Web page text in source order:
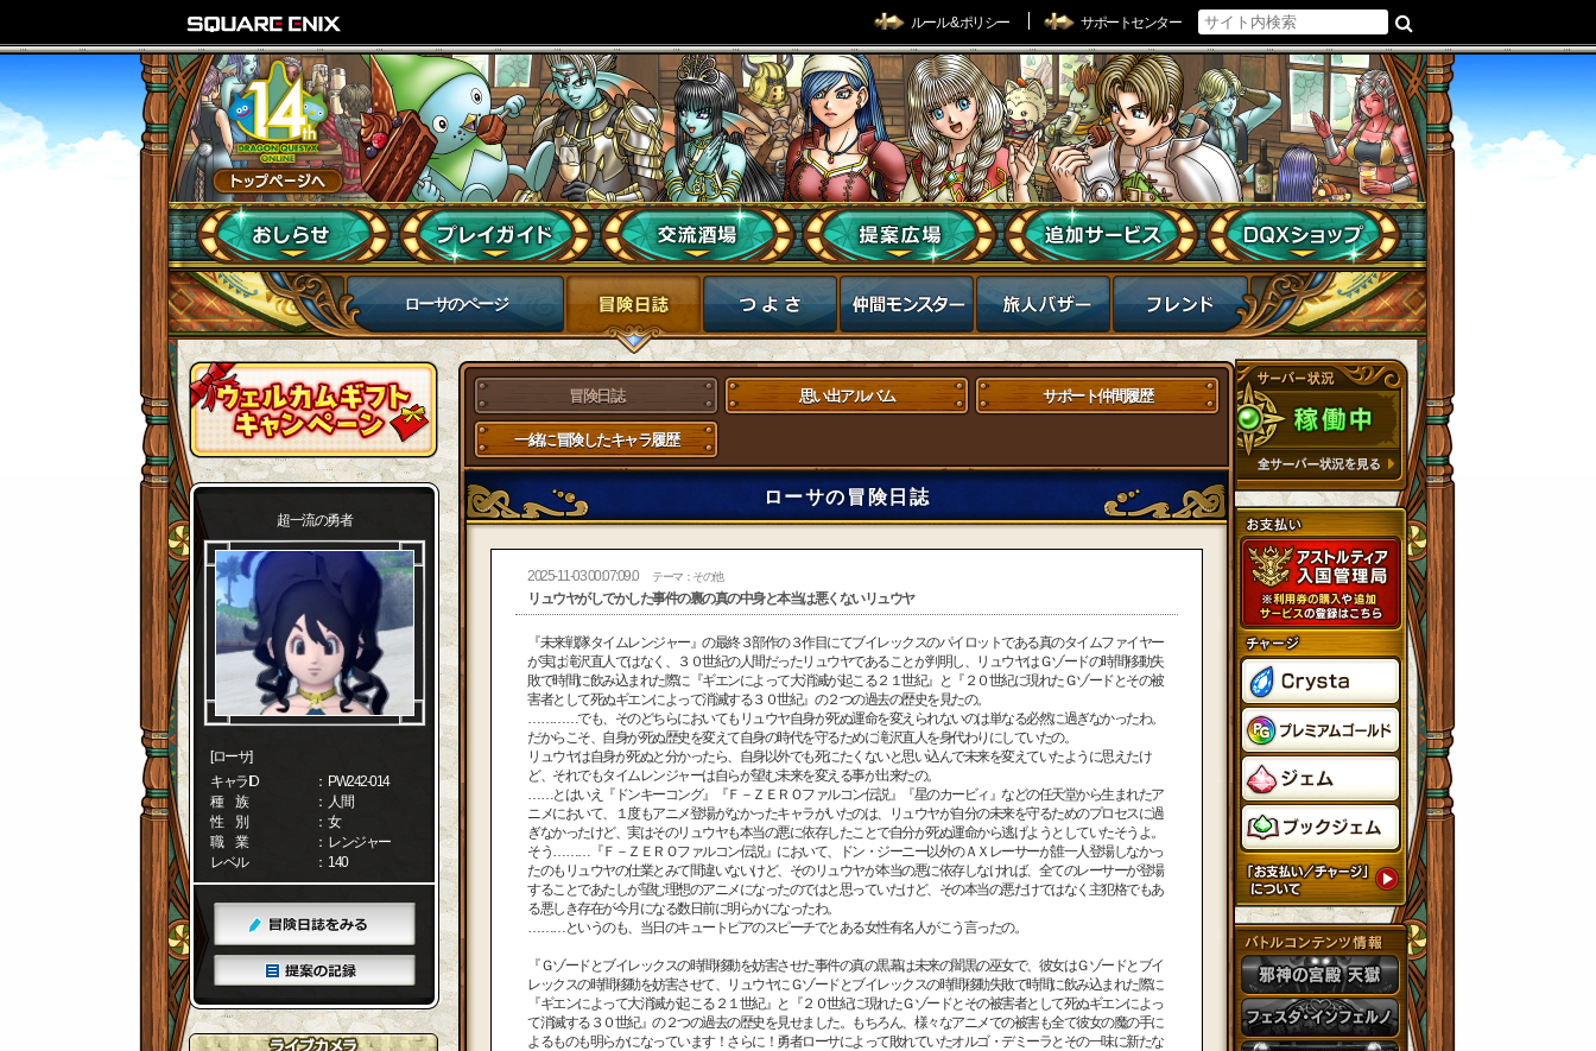
ルール & ポリシー サポートセンター
ローサのページ
超一流の勇者
[ローサ]
キャラID
： PW242-014
種 族
： 人間
性 別
： 女
職 業
： レンジャー
レベル
： 140
冒険日誌 思い出アルバム サポート仲間履歴
一緒に冒険したキャラ履歴
ローサの冒険日誌
2025-11-03 00:07:09.0 テーマ：その他
リュウヤがしでかした事件の裏の真の中身と本当は悪くないリュウヤ
『未来戦隊タイムレンジャー』の最終３部作の３作目にてブイレックスのパイロットである真のタイムファイヤー
が実は滝沢直人ではなく、３０世紀の人間だったリュウヤであることが判明し、リュウヤはＧゾードの時間移動失
敗で時間に飲み込まれた際に『ギエンによって大消滅が起こる２１世紀』と『２０世紀に現れたＧゾードとその被
害者として死ぬギエンによって消滅する３０世紀』の２つの過去の歴史を見たの。
…………でも、そのどちらにおいてもリュウヤ自身が死ぬ運命を変えられないのは単なる必然に過ぎなかったわ。
だからこそ、自身が死ぬ歴史を変えて自身の時代を守るために滝沢直人を身代わりにしていたの。
リュウヤは自身が死ぬと分かったら、自身以外でも死にたくないと思い込んで未来を変えていたように思えたけ
ど、それでもタイムレンジャーは自らが望む未来を変える事が出来たの。
……とはいえ『ドンキーコング』『Ｆ－ＺＥＲＯファルコン伝説』『星のカービィ』などの任天堂から生まれたア
ニメにおいて、１度もアニメ登場がなかったキャラがいたのは、リュウヤが自分の未来を守るためのプロセスに過
ぎなかったけど、実はそのリュウヤも本当の悪に依存したことで自分が死ぬ運命から逃げようとしていたそうよ。
そう………『Ｆ－ＺＥＲＯファルコン伝説』において、ドン・ジーニー以外のＡＸレーサーが誰一人登場しなかっ
たのもリュウヤの仕業とみて間違いないけど、そのリュウヤが本当の悪に依存しなければ、全てのレーサーが登場
することであたしが望む理想のアニメになったのではと思っていたけど、その本当の悪だけではなく主犯格でもあ
る悪しき存在が今月になる数日前に明らかになったわ。
………というのも、当日のキュートピアのスピーチでとある女性有名人がこう言ったの。
『Ｇゾードとブイレックスの時間移動を妨害させた事件の真の黒幕は未来の闇黒の巫女で、彼女はＧゾードとブイ
レックスの時間移動を妨害させて、リュウヤにＧゾードとブイレックスの時間移動失敗で時間に飲み込まれた際に
『ギエンによって大消滅が起こる２１世紀』と『２０世紀に現れたＧゾードとその被害者として死ぬギエンによっ
て消滅する３０世紀』の２つの過去の歴史を見せました。もちろん、様々なアニメでの被害も全て彼女の魔の手に
よるものも明らかになっています！さらに！勇者ローサによって敗れていたオルゴ・デミーラとその一味に新たな